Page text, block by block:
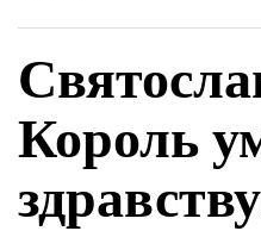
Король